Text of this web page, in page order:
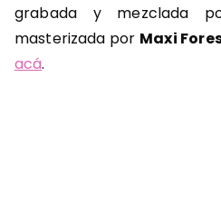
grabada y mezclada
masterizada por Maxi
acá.